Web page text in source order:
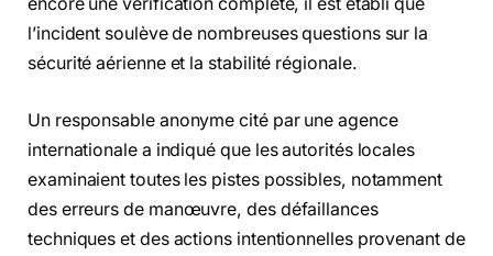
encore une vérification complète, il est établi que
l’incident soulève de nombreuses questions sur la
sécurité aérienne et la stabilité régionale.
Un responsable anonyme cité par une agence
internationale a indiqué que les autorités locales
examinaient toutes les pistes possibles, notamment
des erreurs de manœuvre, des défaillances
techniques et des actions intentionnelles provenant de